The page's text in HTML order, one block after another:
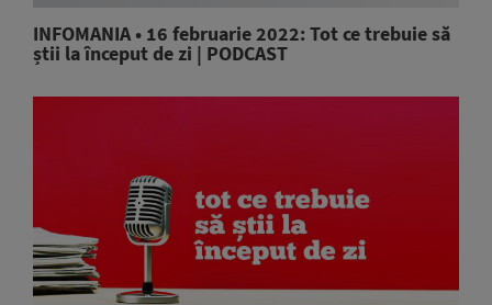
INFOMANIA • 16 februarie 2022: Tot ce trebuie să
știi la început de zi | PODCAST